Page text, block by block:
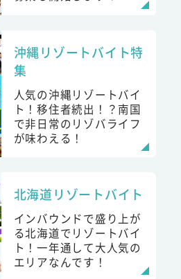
沖縄リゾートバイト特
集
人気の沖縄リゾートバイ
ト！移住者続出！？南国
で非日常のリゾバライフ
が味わえる！
北海道リゾートバイト
インバウンドで盛り上が
る北海道でリゾートバイ
ト！一年通して大人気の
エリアなんです！